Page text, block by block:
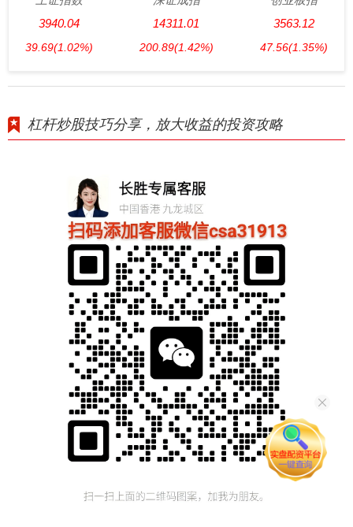
3940.04
39.69(1.02%)
14311.01
200.89(1.42%)
3563.12
47.56(1.35%)
杠杆炒股技巧分享，放大收益的投资攻略